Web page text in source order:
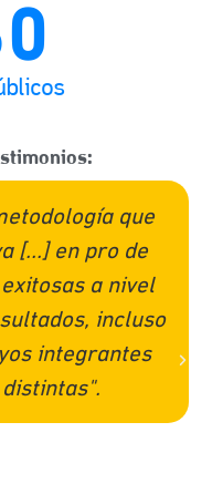
que
[...] en pro de
a nivel
incluso
integrantes